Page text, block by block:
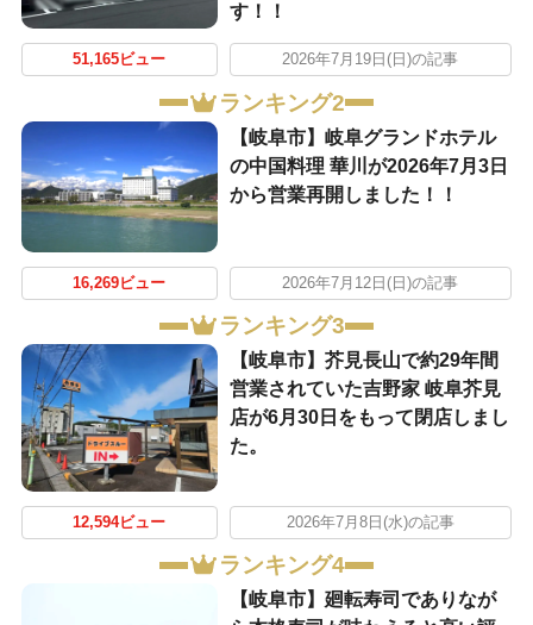
す！！
51,165ビュー 2026年7月19日(日)の記事
ランキング2
【岐阜市】岐阜グランドホテル
の中国料理 華川が2026年7月3日
から営業再開しました！！
16,269ビュー 2026年7月12日(日)の記事
ランキング3
【岐阜市】芥見長山で約29年間
営業されていた吉野家 岐阜芥見
店が6月30日をもって閉店しまし
た。
12,594ビュー 2026年7月8日(水)の記事
ランキング4
【岐阜市】廻転寿司でありなが